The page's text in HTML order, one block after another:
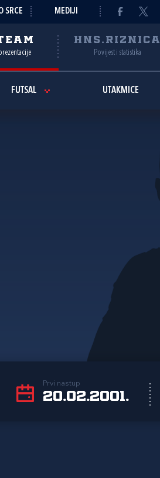
SRCE MEDIJI
HNS.RIZNICA
Povijest i statistika
FUTSAL UTAKMICE
Prvi nastup
20.02.2001.